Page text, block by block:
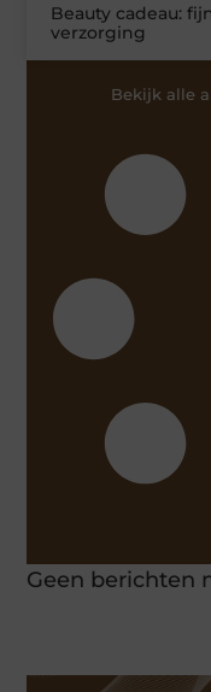
Beauty cadeau:
verzorging
Bekijk alle
Geen berichten